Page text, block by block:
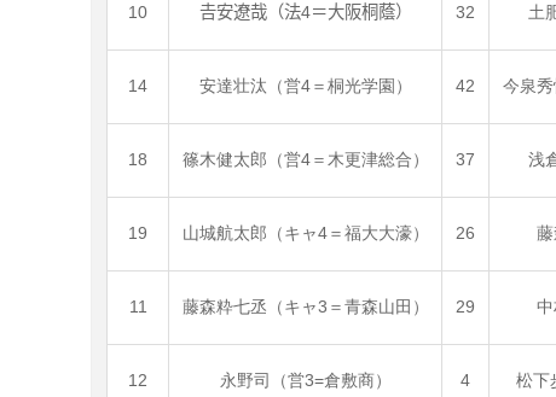
10 𠮷安遼哉（法4＝大阪桐蔭） 32 土
14 安達壮汰（営4＝桐光学園） 42 今泉
18 篠木健太郎（営4＝木更津総合） 37 浅
19 山城航太郎（キャ4＝福大大濠） 26
11 藤森粋七丞（キャ3＝青森山田） 29
12 永野司（営3=倉敷商） 4 松下